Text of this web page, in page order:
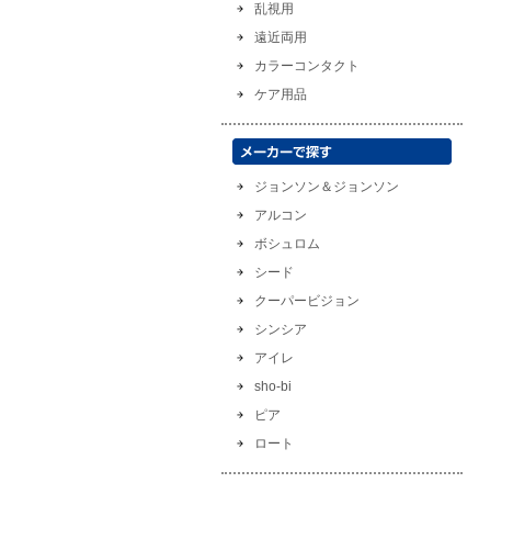
乱視用
遠近両用
カラーコンタクト
ケア用品
ジョンソン＆ジョンソン
アルコン
ボシュロム
シード
クーパービジョン
シンシア
アイレ
sho-bi
ピア
ロート